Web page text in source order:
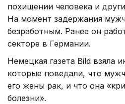
похищении человека и
На момент задержания
безработным. Ранее он
секторе в Германии.
Немецкая газета Bild взяла
которые поведали, что
его жены рак, и что она
болезни».